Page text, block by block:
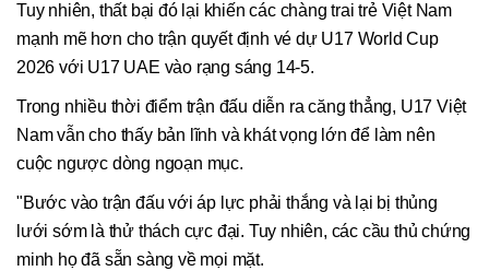
Tuy nhiên, thất bại đó lại khiến các chàng trai trẻ Việt Nam
mạnh mẽ hơn cho trận quyết định vé dự U17 World Cup
2026 với U17 UAE vào rạng sáng 14-5.
Trong nhiều thời điểm trận đấu diễn ra căng thẳng, U17 Việt
Nam vẫn cho thấy bản lĩnh và khát vọng lớn để làm nên
cuộc ngược dòng ngoạn mục.
"Bước vào trận đấu với áp lực phải thắng và lại bị thủng
lưới sớm là thử thách cực đại. Tuy nhiên, các cầu thủ chứng
minh họ đã sẵn sàng về mọi mặt.